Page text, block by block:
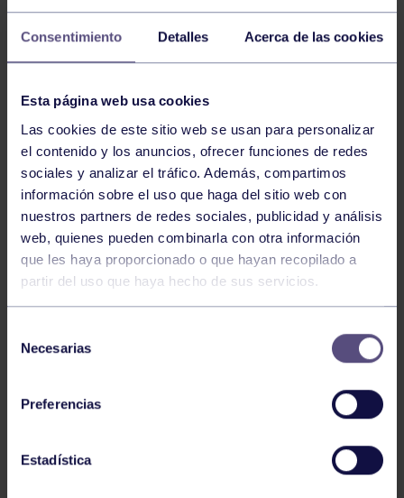
Consentimiento Detalles Acerca de las cookies
Esta página web usa cookies
Las cookies de este sitio web se usan para personalizar
el contenido y los anuncios, ofrecer funciones de redes
sociales y analizar el tráfico. Además, compartimos
información sobre el uso que haga del sitio web con
nuestros partners de redes sociales, publicidad y análisis
web, quienes pueden combinarla con otra información
que les haya proporcionado o que hayan recopilado a
partir del uso que haya hecho de sus servicios.
Necesarias
Preferencias
Estadística
Balonmano 19 FEB 2016
Comparte
NOTICIAS RELACIONADAS
ESPAÑA